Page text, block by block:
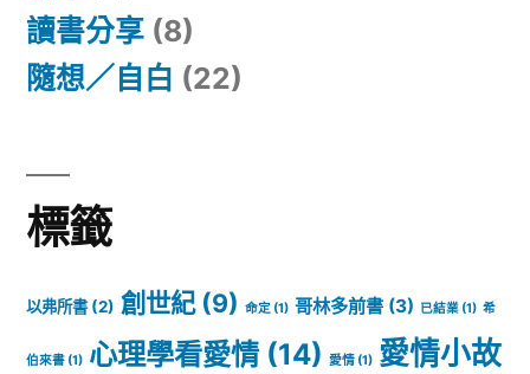
讀書分享 (8)
隨想／自白 (22)
標籤
以弗所書(2) 創世紀(9) 命定 (1) 哥林多前書 (3) 已結業 (1) 希
伯來書 (1) 心理學看愛情(14) 愛情 (1) 愛情小故